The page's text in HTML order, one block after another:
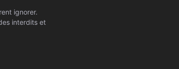
ignorer.
interdits et